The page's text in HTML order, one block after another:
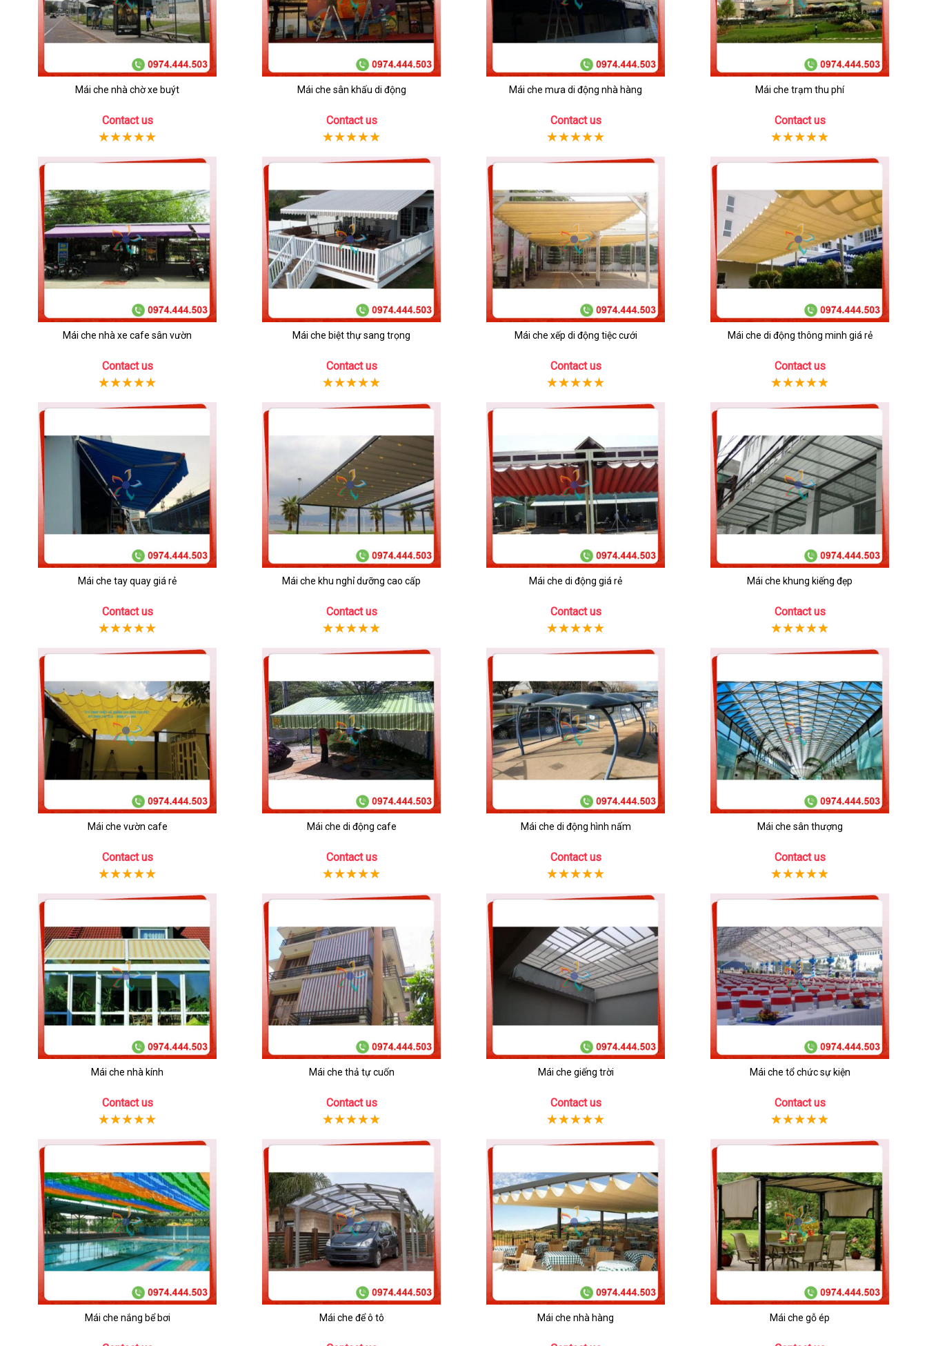
Mái che nhà chờ xe buýt
Contact us
Mái che sân khấu di động
Contact us
Mái che mưa di động nhà hàng
Contact us
Mái che trạm thu phí
Contact us
Mái che nhà xe cafe sân vườn
Contact us
Mái che biệt thự sang trọng
Contact us
Mái che xếp di động tiệc cưới
Contact us
Mái che di động thông minh giá rẻ
Contact us
Mái che tay quay giá rẻ
Contact us
Mái che khu nghỉ dưỡng cao cấp
Contact us
Mái che di động giá rẻ
Contact us
Mái che khung kiếng đẹp
Contact us
Mái che vườn cafe
Contact us
Mái che di động cafe
Contact us
Mái che di động hình nấm
Contact us
Mái che sân thượng
Contact us
Mái che nhà kính
Contact us
Mái che thả tự cuốn
Contact us
Mái che giếng trời
Contact us
Mái che tổ chức sự kiện
Contact us
Mái che nắng bể bơi Mái che để ô tô Mái che nhà hàng Mái che gỗ ép